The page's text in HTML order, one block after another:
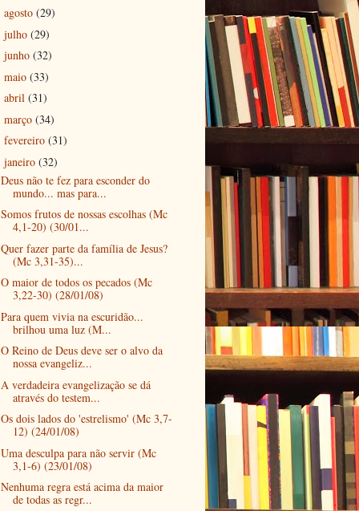
agosto (29)
julho (29)
junho (32)
maio (33)
abril (31)
março (34)
fevereiro (31)
janeiro (32)
Deus não te fez para esconder do
mundo... mas para...
Somos frutos de nossas escolhas (Mc
4,1-20) (30/01...
Quer fazer parte da família de Jesus?
(Mc 3,31-35)...
O maior de todos os pecados (Mc
3,22-30) (28/01/08)
Para quem vivia na escuridão...
brilhou uma luz (M...
O Reino de Deus deve ser o alvo da
nossa evangeliz...
A verdadeira evangelização se dá
através do testem...
Os dois lados do 'estrelismo' (Mc 3,7-
12) (24/01/08)
Uma desculpa para não servir (Mc
3,1-6) (23/01/08)
Nenhuma regra está acima da maior
de todas as regr...